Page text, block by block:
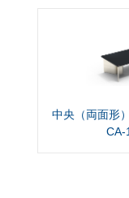
中央（両面形
CA-